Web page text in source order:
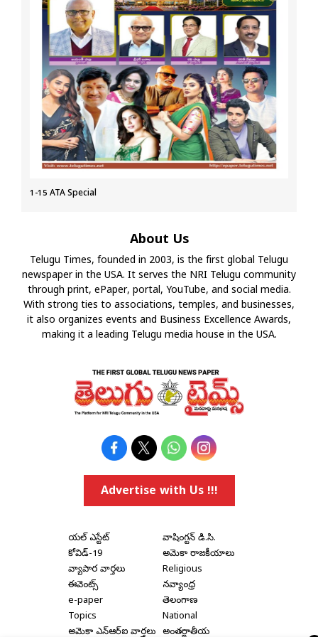
1-15 ATA Special
About Us
Telugu Times, founded in 2003, is the first global Telugu
newspaper in the USA. It serves the NRI Telugu community
through print, ePaper, portal, YouTube, and social media.
With strong ties to associations, temples, and businesses,
it also organizes events and Business Excellence Awards,
making it a leading Telugu media house in the USA.
Advertise with Us !!!
రియల్ ఎస్టేట్
కోవిడ్-19
వ్యాపార వార్తలు
ఈవెంట్స్
e-paper
Topics
అమెరికా ఎన్‌ఆర్‌ఐ వార్తలు
వాషింగ్టన్ డి.సి.
అమెరికా రాజకీయాలు
Religious
నవ్యాంధ్ర
తెలంగాణ
National
అంతర్జాతీయ